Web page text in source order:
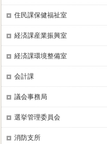
住民課保健福祉室
経済課産業振興室
経済課環境整備室
会計課
議会事務局
選挙管理委員会
消防支所